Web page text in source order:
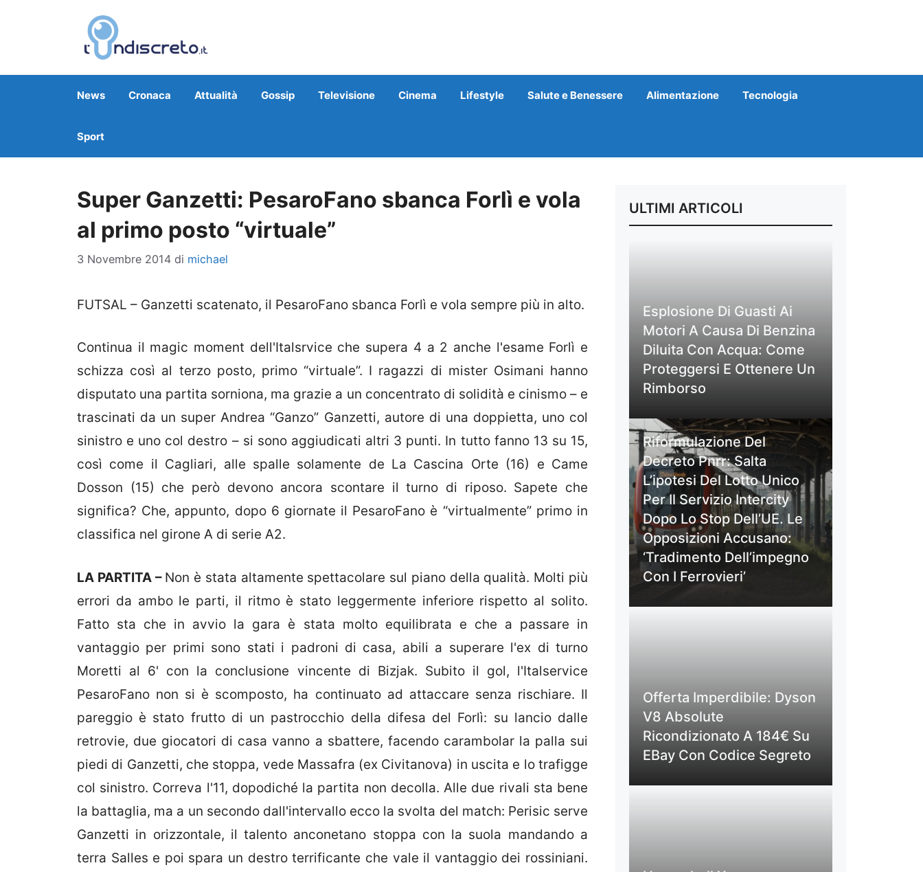
News Cronaca Attualità Gossip Televisione Cinema Lifestyle Salute e Benessere Alimentazione Tecnologia
Sport
Super Ganzetti: PesaroFano sbanca Forlì e vola
al primo posto “virtuale”
3 Novembre 2014 di michael
FUTSAL – Ganzetti scatenato, il PesaroFano sbanca Forlì e vola sempre più in alto.
Continua il magic moment dell'Italsrvice che supera 4 a 2 anche l'esame Forlì e
schizza così al terzo posto, primo “virtuale”. I ragazzi di mister Osimani hanno
disputato una partita sorniona, ma grazie a un concentrato di solidità e cinismo – e
trascinati da un super Andrea “Ganzo” Ganzetti, autore di una doppietta, uno col
sinistro e uno col destro – si sono aggiudicati altri 3 punti. In tutto fanno 13 su 15,
così come il Cagliari, alle spalle solamente de La Cascina Orte (16) e Came
Dosson (15) che però devono ancora scontare il turno di riposo. Sapete che
significa? Che, appunto, dopo 6 giornate il PesaroFano è “virtualmente” primo in
classifica nel girone A di serie A2.
LA PARTITA – Non è stata altamente spettacolare sul piano della qualità. Molti più
errori da ambo le parti, il ritmo è stato leggermente inferiore rispetto al solito.
Fatto sta che in avvio la gara è stata molto equilibrata e che a passare in
vantaggio per primi sono stati i padroni di casa, abili a superare l'ex di turno
Moretti al 6' con la conclusione vincente di Bizjak. Subito il gol, l'Italservice
PesaroFano non si è scomposto, ha continuato ad attaccare senza rischiare. Il
pareggio è stato frutto di un pastrocchio della difesa del Forlì: su lancio dalle
retrovie, due giocatori di casa vanno a sbattere, facendo carambolar la palla sui
piedi di Ganzetti, che stoppa, vede Massafra (ex Civitanova) in uscita e lo trafigge
col sinistro. Correva l'11, dopodiché la partita non decolla. Alle due rivali sta bene
la battaglia, ma a un secondo dall'intervallo ecco la svolta del match: Perisic serve
Ganzetti in orizzontale, il talento anconetano stoppa con la suola mandando a
terra Salles e poi spara un destro terrificante che vale il vantaggio dei rossiniani.
ULTIMI ARTICOLI
Esplosione Di Guasti Ai
Motori A Causa Di Benzina
Diluita Con Acqua: Come
Proteggersi E Ottenere Un
Rimborso
Riformulazione Del
Decreto Pnrr: Salta
L’ipotesi Del Lotto Unico
Per Il Servizio Intercity
Dopo Lo Stop Dell’UE. Le
Opposizioni Accusano:
‘Tradimento Dell’impegno
Con I Ferrovieri’
Offerta Imperdibile: Dyson
V8 Absolute
Ricondizionato A 184€ Su
EBay Con Codice Segreto